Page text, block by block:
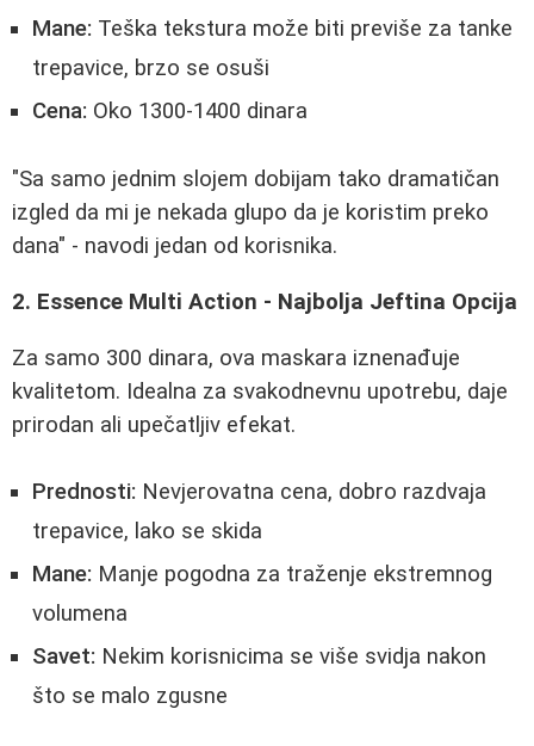
Mane: Teška tekstura može biti previše za tanke
trepavice, brzo se osuši
Cena: Oko 1300-1400 dinara
"Sa samo jednim slojem dobijam tako dramatičan
izgled da mi je nekada glupo da je koristim preko
dana" - navodi jedan od korisnika.
2. Essence Multi Action - Najbolja Jeftina Opcija
Za samo 300 dinara, ova maskara iznenađuje
kvalitetom. Idealna za svakodnevnu upotrebu, daje
prirodan ali upečatljiv efekat.
Prednosti: Nevjerovatna cena, dobro razdvaja
trepavice, lako se skida
Mane: Manje pogodna za traženje ekstremnog
volumena
Savet: Nekim korisnicima se više svidja nakon
što se malo zgusne